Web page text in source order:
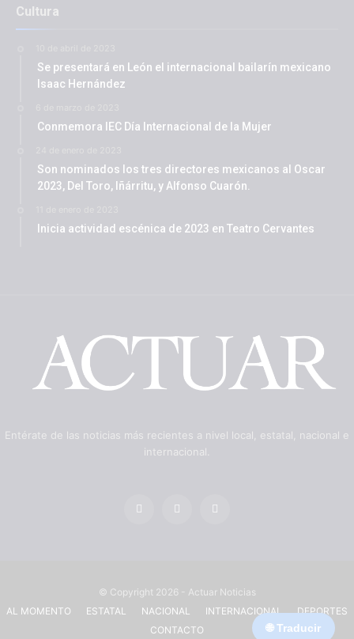
Cultura
Se presentará en León el internacional bailarín mexicano
Isaac Hernández
Conmemora IEC Día Internacional de la Mujer
Son nominados los tres directores mexicanos al Oscar
2023, Del Toro, Iñárritu, y Alfonso Cuarón.
Inicia actividad escénica de 2023 en Teatro Cervantes
Entérate de las noticias más recientes a nivel local, estatal, nacional e
internacional.
© Copyright 2026 - Actuar Noticias
AL MOMENTO
ESTATAL NACIONAL INTERNACIONAL
DEPORTES
CONTACTO
🌐 Traducir